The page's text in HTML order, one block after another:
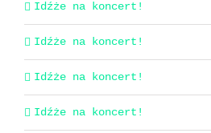
Idźże na koncert!
Idźże na koncert!
Idźże na koncert!
Idźże na koncert!